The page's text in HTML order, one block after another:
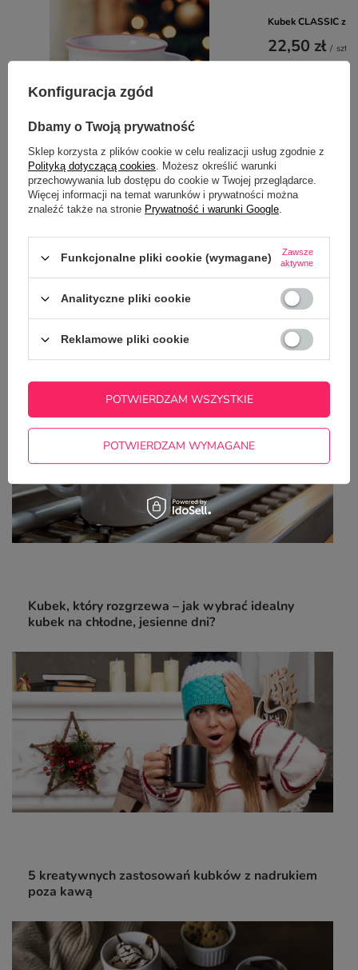
Świąteczny kubek z imieniem - Pierniczki,
emaliowany
35,00 zł
Kubek CLASSIC z
22,50 zł / szt.
Z NASZEGO BLOGA
Jakie techniki nadruku stosuje się na ceramice?
Kubek, który rozgrzewa – jak wybrać idealny
kubek na chłodne, jesienne dni?
5 kreatywnych zastosowań kubków z nadrukiem
poza kawą
Konfiguracja zgód
Dbamy o Twoją prywatność
Sklep korzysta z plików cookie w celu realizacji usług zgodnie z
Polityką dotyczącą cookies. Możesz określić warunki
przechowywania lub dostępu do cookie w Twojej przeglądarce.
Więcej informacji na temat warunków i prywatności można
znaleźć także na stronie Prywatność i warunki Google.
Funkcjonalne pliki cookie (wymagane)
Zawsze
aktywne
Analityczne pliki cookie
Reklamowe pliki cookie
POTWIERDZAM WYMAGANE
POTWIERDZAM WSZYSTKIE